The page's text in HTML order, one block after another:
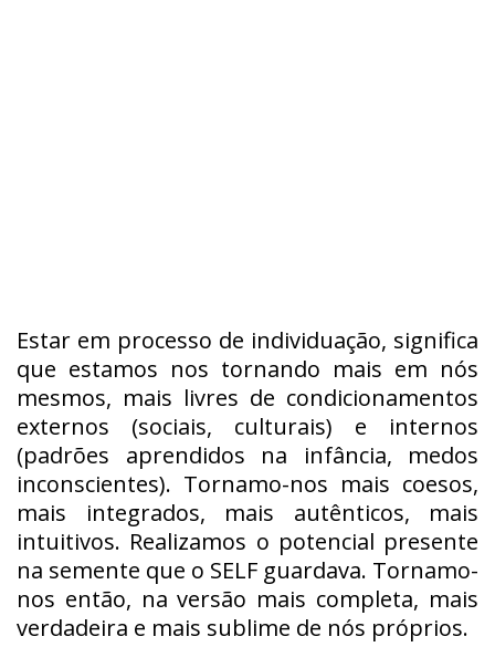
Estar em processo de individuação, significa
que estamos nos tornando mais em nós
mesmos, mais livres de condicionamentos
externos (sociais, culturais) e internos
(padrões aprendidos na infância, medos
inconscientes). Tornamo-nos mais coesos,
mais integrados, mais autênticos, mais
intuitivos. Realizamos o potencial presente
na semente que o SELF guardava. Tornamo-
nos então, na versão mais completa, mais
verdadeira e mais sublime de nós próprios.